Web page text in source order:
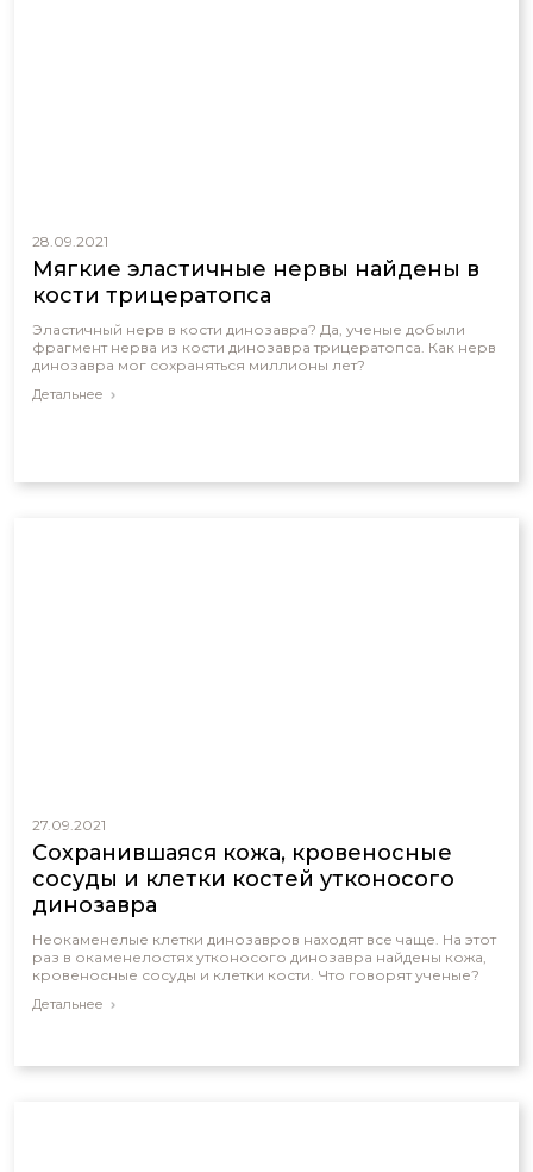
28.09.2021
Мягкие эластичные нервы найдены в
кости трицератопса
Эластичный нерв в кости динозавра? Да, ученые добыли
фрагмент нерва из кости динозавра трицератопса. Как нерв
динозавра мог сохраняться миллионы лет?
Детальнее
27.09.2021
Сохранившаяся кожа, кровеносные
сосуды и клетки костей утконосого
динозавра
Неокаменелые клетки динозавров находят все чаще. На этот
раз в окаменелостях утконосого динозавра найдены кожа,
кровеносные сосуды и клетки кости. Что говорят ученые?
Детальнее